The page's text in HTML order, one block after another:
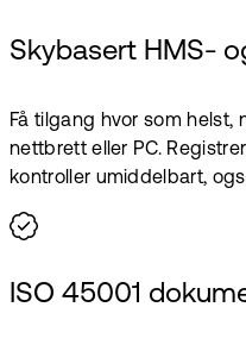
Skybasert HMS-
Få tilgang hvor som helst,
nettbrett eller PC.
kontroller umiddelbart,
ISO 45001